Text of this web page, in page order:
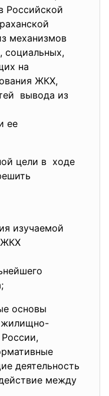
Российской
механизмов
социальных,
на
ЖКХ,
вывода из
ее
цели в ходе
изучаемой
ЖКХ
основы
жилищно-
деятельность
между